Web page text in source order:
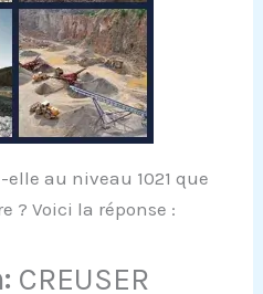
au niveau 1021 que
? Voici la réponse :
CREUSER